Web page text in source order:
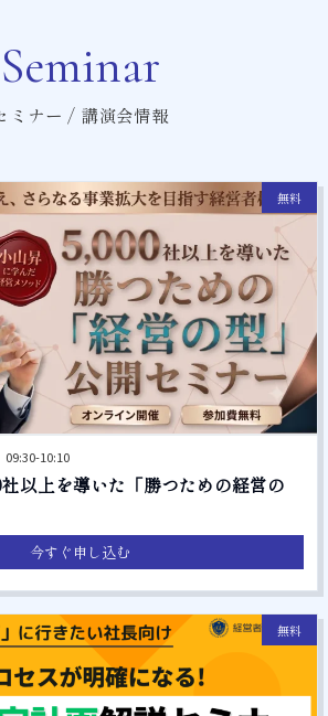
Seminar
ミナー / 講演会情報
無料
09:30-10:10
社以上を導いた「勝つための経営の
今すぐ申し込む
無料